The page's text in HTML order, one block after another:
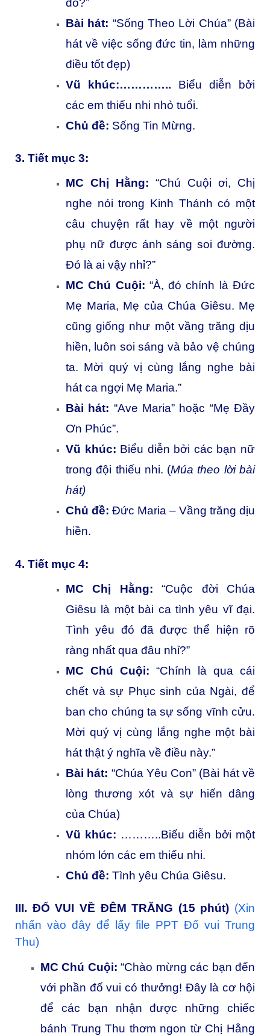
Bài hát: “Sống Theo Lời Chúa” (Bài
hát về việc sống đức tin, làm những
điều tốt đẹp)
Vũ khúc:………….. Biểu diễn bởi
các em thiếu nhi nhỏ tuổi.
Chủ đề: Sống Tin Mừng.
3. Tiết mục 3:
MC Chị Hằng: “Chú Cuội ơi, Chị
nghe nói trong Kinh Thánh có một
câu chuyện rất hay về một người
phụ nữ được ánh sáng soi đường.
Đó là ai vậy nhỉ?”
MC Chú Cuội: “À, đó chính là Đức
Mẹ Maria, Mẹ của Chúa Giêsu. Mẹ
cũng giống như một vầng trăng dịu
hiền, luôn soi sáng và bảo vệ chúng
ta. Mời quý vị cùng lắng nghe bài
hát ca ngợi Mẹ Maria.”
Bài hát: “Ave Maria” hoặc “Mẹ Đầy
Ơn Phúc”.
Vũ khúc: Biểu diễn bởi các bạn nữ
trong đội thiếu nhi. (Múa theo lời bài
hát)
Chủ đề: Đức Maria – Vầng trăng dịu
hiền.
4. Tiết mục 4:
MC Chị Hằng: “Cuộc đời Chúa
Giêsu là một bài ca tình yêu vĩ đại.
Tình yêu đó đã được thể hiện rõ
ràng nhất qua đâu nhỉ?”
MC Chú Cuội: “Chính là qua cái
chết và sự Phục sinh của Ngài, để
ban cho chúng ta sự sống vĩnh cửu.
Mời quý vị cùng lắng nghe một bài
hát thật ý nghĩa về điều này.”
Bài hát: “Chúa Yêu Con” (Bài hát về
lòng thương xót và sự hiến dâng
của Chúa)
Vũ khúc: ………..Biểu diễn bởi một
nhóm lớn các em thiếu nhi.
Chủ đề: Tình yêu Chúa Giêsu.
III. ĐỐ VUI VỀ ĐÊM TRĂNG (15 phút) (Xin
nhấn vào đây để lấy file PPT Đố vui Trung
Thu)
MC Chú Cuội: “Chào mừng các bạn đến
với phần đố vui có thưởng! Đây là cơ hội
để các bạn nhận được những chiếc
bánh Trung Thu thơm ngon từ Chị Hằng